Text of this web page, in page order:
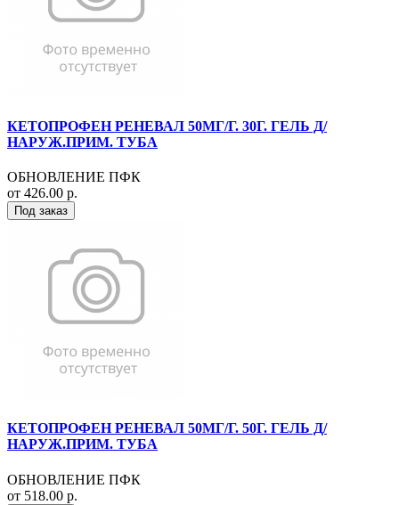
КЕТОПРОФЕН РЕНЕВАЛ 50МГ/Г. 30Г. ГЕЛЬ Д/
НАРУЖ.ПРИМ. ТУБА
ОБНОВЛЕНИЕ ПФК
от 426.00 р.
Под заказ
КЕТОПРОФЕН РЕНЕВАЛ 50МГ/Г. 50Г. ГЕЛЬ Д/
НАРУЖ.ПРИМ. ТУБА
ОБНОВЛЕНИЕ ПФК
от 518.00 р.